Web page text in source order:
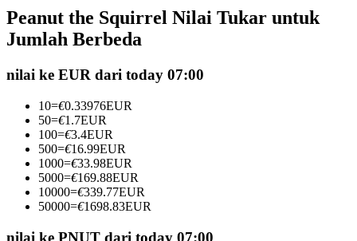
Menjadi Pedagang Salinan
Nikmati pembagian keuntungan dan komisi copy trading
Peanut the Squirrel Nilai Tukar untuk
Jumlah Berbeda
nilai ke EUR dari today 07:00
10=€0.33976EUR
50=€1.7EUR
100=€3.4EUR
500=€16.99EUR
1000=€33.98EUR
5000=€169.88EUR
10000=€339.77EUR
50000=€1698.83EUR
nilai ke PNUT dari today 07:00